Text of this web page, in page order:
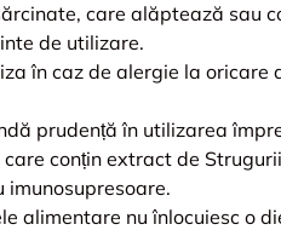
care alăptează sau
de utilizare.
în caz de alergie la oricare
prudență în utilizarea
conțin extract de
imunosupresoare.
alimentare nu înlocuiesc o